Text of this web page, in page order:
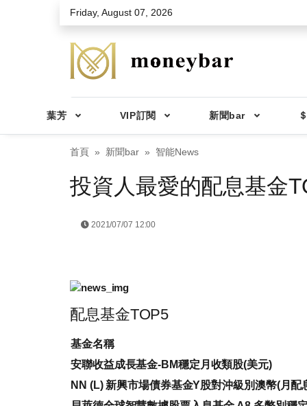
Skip to main contentFriday, August 07, 2026
葉芳 VIP訂閱 新聞bar
首頁 新聞bar 智能News
投資人最愛的配息基金
2021/07/07 12:00
配息基金TOP5
基金名稱
安聯收益成長基金-BM穩定月收類股(美元)
NN (L) 新興市場債券基金Y股對沖級別澳幣(月配